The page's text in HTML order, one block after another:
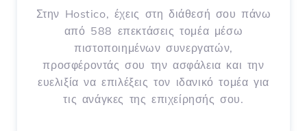
Στην Hostico, έχεις στη διάθεσή σου πάνω
από 588 επεκτάσεις τομέα μέσω
πιστοποιημένων συνεργατών,
προσφέροντάς σου την ασφάλεια και την
ευελιξία να επιλέξεις τον ιδανικό τομέα για
τις ανάγκες της επιχείρησής σου.